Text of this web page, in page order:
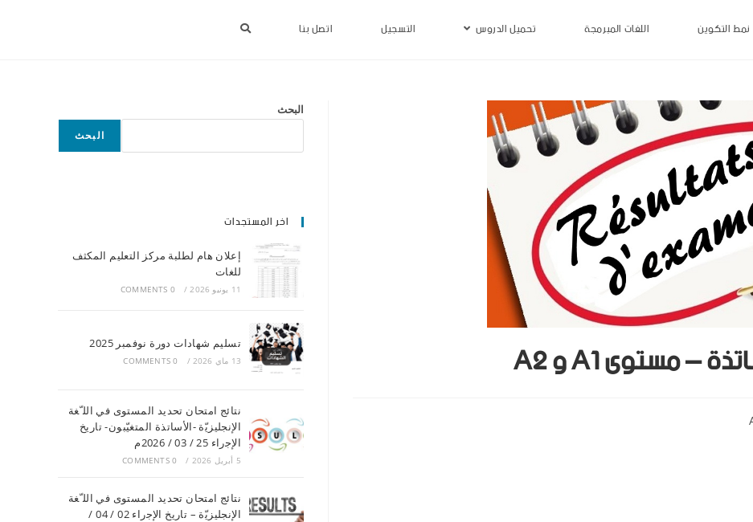
نمط التكوين اللغات المبرمجة تحميل الدروس التسجيل اتصل بنا
البحث
البحث
اخر المستجدات
إعلان هام لطلبة مركز التعليم المكثف
للغات
11 يونيو 2026 /
0 COMMENTS
تسليم شهادات دورة نوفمبر 2025
13 ماي 2026 /
0 COMMENTS
ﻧﺘﺎﺋﺞ اﻣﺘﺤﺎن ﺗﺤﺪﯾﺪ اﻟﻤﺴﺘﻮى ﻓﻲ اﻟﻠ ّﻐﺔ
اﻹﻧﺠﻠﯿﺰﯾّة -اﻷﺳﺎﺗﺬة اﻟﻤﺘﻐﯿّﺒﻮن- ﺗﺎرﯾﺦ
اﻹﺟراء 25 / 03 / 2026م
5 أبريل 2026 /
0 COMMENTS
ﻧﺘﺎﺋﺞ اﻣﺘﺤﺎن ﺗﺤﺪﯾﺪ اﻟﻤﺴﺘﻮى ﻓﻲ اﻟﻠ ّﻐﺔ
اﻹﻧﺠﻠﯿﺰﯾّة – ﺗﺎرﯾﺦ اﻹﺟراء 02 / 04 /